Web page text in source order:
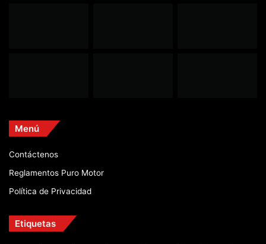
Menú
Contáctenos
Reglamentos Puro Motor
Política de Privacidad
Etiquetas